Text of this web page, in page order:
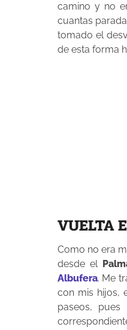
camino y no
cuantas
tomado el
de esta forma
VUELTA
Como no era
desde el
Albufera. Me
con mis hijos,
paseos,